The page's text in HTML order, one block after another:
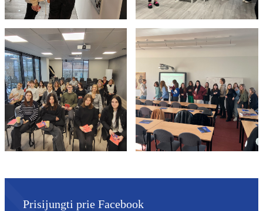
Prisijungti prie Facebook